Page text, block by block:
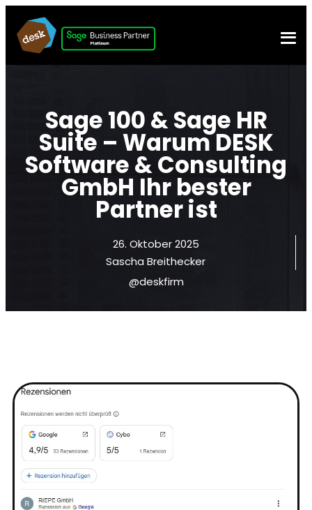
Sage 100 & Sage HR
Suite – Warum DESK
Software & Consulting
GmbH Ihr bester
Partner ist
26. Oktober 2025
Sascha Breithecker
@deskfirm